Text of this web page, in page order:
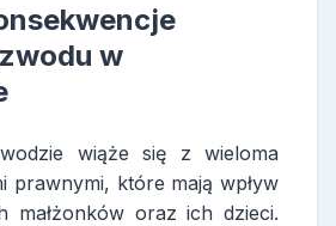
w
wiąże się z wieloma
prawnymi, które mają wpływ
małżonków oraz ich dzieci.